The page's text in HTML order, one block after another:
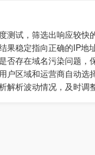
测试，筛选出响应较快
果稳定指向正确的IP地
否存在域名污染问题，
户区域和运营商自动选
解析波动情况，及时调